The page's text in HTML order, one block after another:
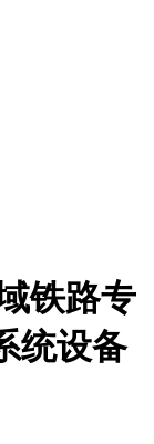
铁路专
统设备